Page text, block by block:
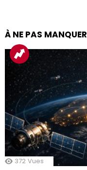
À NE PAS MANQUER
372 Vues